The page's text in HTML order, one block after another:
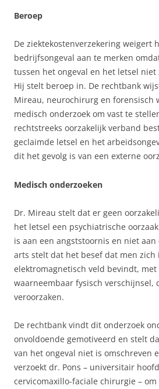
Beroep
De ziektekostenverzekering weigert
bedrijfsongeval aan te merken
tussen het ongeval en het letsel niet
Hij stelt beroep in. De rechtbank
Mireau, neurochirurg en forensisch
medisch onderzoek om vast te
rechtstreeks oorzakelijk verband
geclaimde letsel en het
dit het gevolg is van een externe
Medisch onderzoeken
Dr. Mireau stelt dat er geen
het letsel een psychiatrische
is aan een angststoornis en niet aan
arts stelt dat het besef dat men zich
elektromagnetisch veld bevindt,
waarneembaar fysisch verschijnsel,
veroorzaken.
De rechtbank vindt dit onderzoek
onvoldoende gemotiveerd en stelt
van het ongeval niet is omschreven
verzoekt dr. Pons – universitair
cervicomaxillo-faciale chirurgie –